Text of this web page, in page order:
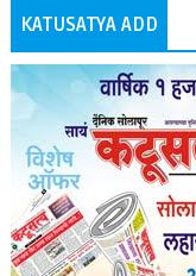
KATUSATYA ADD